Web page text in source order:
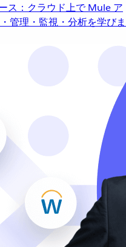
ス：クラウド上で Mule ア
管理・監視・分析を学びま